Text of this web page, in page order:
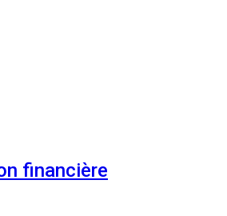
financière